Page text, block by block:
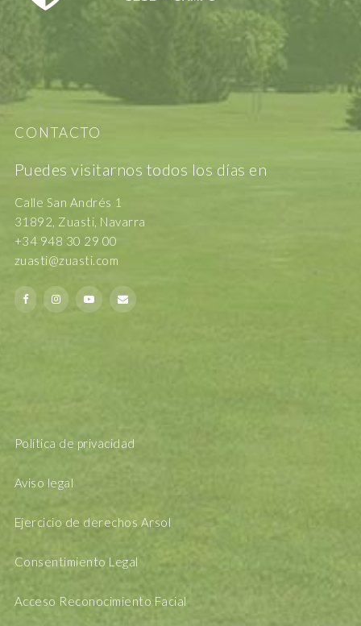
CONTACTO
Puedes visitarnos todos los días en
Calle San Andrés 1
31892, Zuasti, Navarra
+34 948 30 29 00
zuasti@zuasti.com
Política de privacidad
Aviso legal
Ejercicio de derechos Arsol
Consentimiento Legal
Acceso Reconocimiento Facial